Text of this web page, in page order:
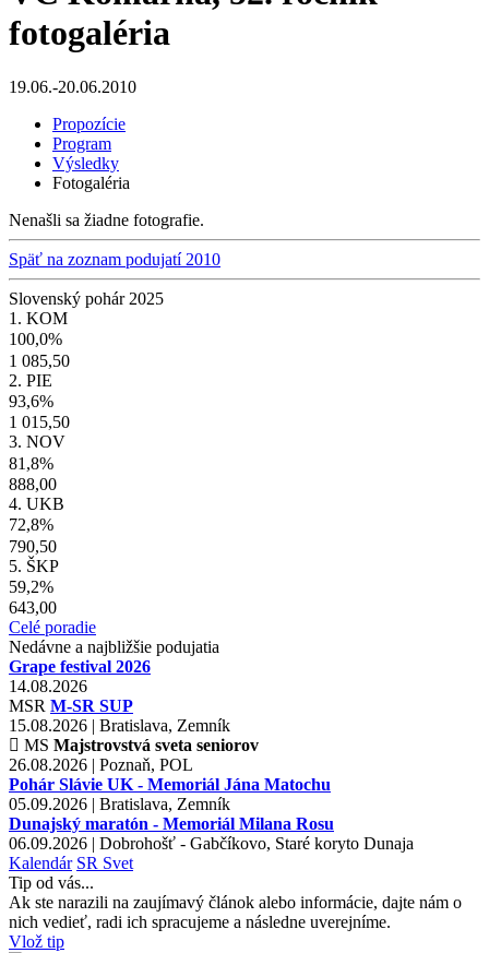
fotogaléria
19.06.-20.06.2010
Propozície
Program
Výsledky
Fotogaléria
Nenašli sa žiadne fotografie.
Späť na zoznam podujatí 2010
Slovenský pohár 2025
1. KOM
100,0%
1 085,50
2. PIE
93,6%
1 015,50
3. NOV
81,8%
888,00
4. UKB
72,8%
790,50
5. ŠKP
59,2%
643,00
Celé poradie
Nedávne a najbližšie podujatia
Grape festival 2026
14.08.2026
MSR M-SR SUP
15.08.2026 | Bratislava, Zemník
MS Majstrovstvá sveta seniorov
26.08.2026 | Poznaň, POL
Pohár Slávie UK - Memoriál Jána Matochu
05.09.2026 | Bratislava, Zemník
Dunajský maratón - Memoriál Milana Rosu
06.09.2026 | Dobrohošť - Gabčíkovo, Staré koryto Dunaja
Kalendár SR Svet
Tip od vás...
Ak ste narazili na zaujímavý článok alebo informácie, dajte nám o
nich vedieť, radi ich spracujeme a následne uverejníme.
Vlož tip